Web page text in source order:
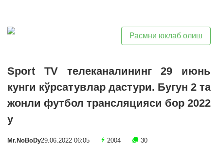
Расмни юклаб олиш
Sport TV телеканалининг 29 июнь
кунги кўрсатувлар дастури. Бугун 2 та
жонли футбол трансляцияси бор 2022
y
Mr.NoBoDy29.06.2022 06:05 2004 30